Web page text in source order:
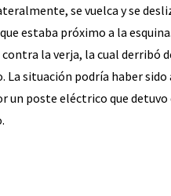
se vuelca y se
estaba próximo a la
la verja, la cual derribó
La situación podría haber sido
un poste eléctrico que